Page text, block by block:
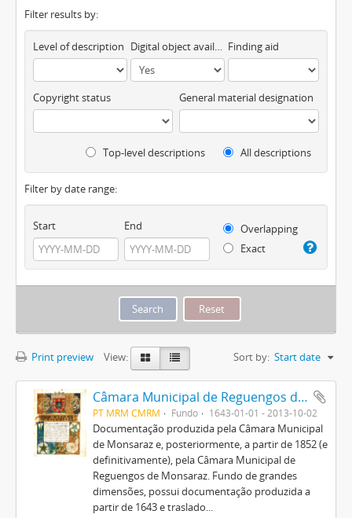
Filter results by:
Level of description Digital object available Finding aid
Copyright status General material designation
Top-level descriptions All descriptions
Filter by date range:
Start End
Overlapping
Exact
Print preview View: Sort by: Start date
Câmara Municipal de Reguengos de Monsaraz
PT MRM CMRM Fundo 1643-01-01 - 2013-10-02
Documentação produzida pela Câmara Municipal
de Monsaraz e, posteriormente, a partir de 1852 (e
definitivamente), pela Câmara Municipal de
Reguengos de Monsaraz. Fundo de grandes
dimensões, possui documentação produzida a
partir de 1643 e traslado...